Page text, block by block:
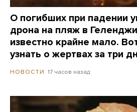
О погибших при падении
дрона на пляж в
известно крайне мало.
узнать о жертвах за три
НОВОСТИ 17 часов назад